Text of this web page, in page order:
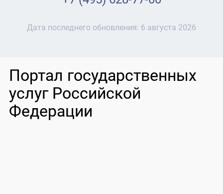
Дата последнего обновления: 6 августа 2026
Портал государственных
услуг Российской
Федерации